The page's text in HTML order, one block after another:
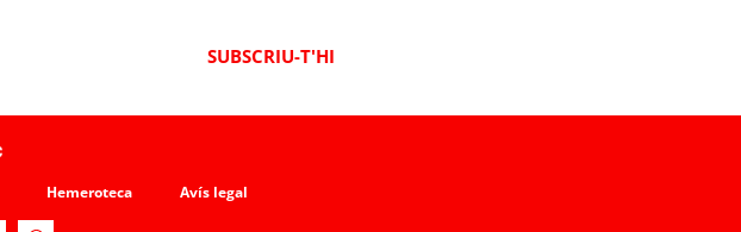
SUBSCRIU-T'HI
Hemeroteca Avís legal